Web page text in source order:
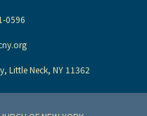
0596
Little Neck, NY 11362